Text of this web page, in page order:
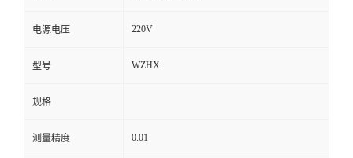
电源电压 220V
型号 WZHX
规格
测量精度 0.01